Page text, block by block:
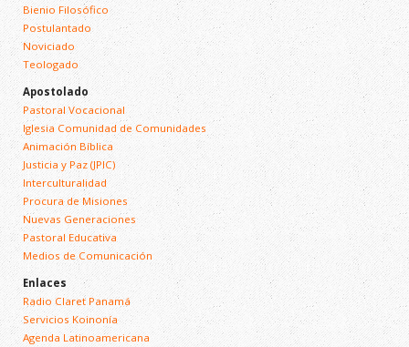
Bienio Filosófico
Postulantado
Noviciado
Teologado
Apostolado
Pastoral Vocacional
Iglesia Comunidad de Comunidades
Animación Bíblica
Justicia y Paz (JPIC)
Interculturalidad
Procura de Misiones
Nuevas Generaciones
Pastoral Educativa
Medios de Comunicación
Enlaces
Radio Claret Panamá
Servicios Koinonía
Agenda Latinoamericana